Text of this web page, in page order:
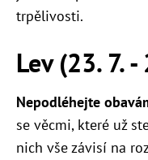
trpělivosti.
Lev (23. 7.
Nepodléhejte
se věcmi, které už
nich vše závisí na